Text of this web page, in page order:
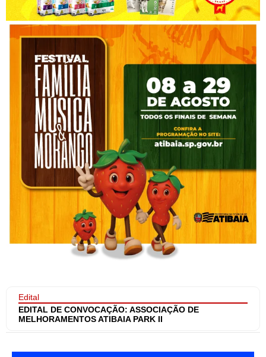
Edital
EDITAL DE CONVOCAÇÃO: ASSOCIAÇÃO DE
MELHORAMENTOS ATIBAIA PARK II